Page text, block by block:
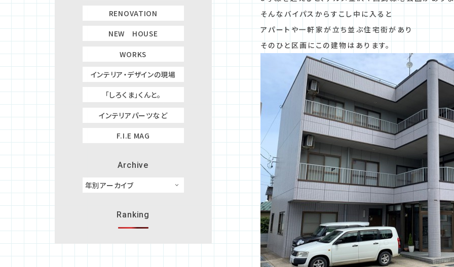
そんなバイパスからすこし中に入ると
アパートや一軒家が立ち並ぶ住宅街があり
そのひと区画にこの建物はあります。
RENOVATION
NEW HOUSE
WORKS
インテリア・デザインの現場
「しろくま」くんと。
インテリアパーツなど
F.I.E MAG
Archive
Ranking